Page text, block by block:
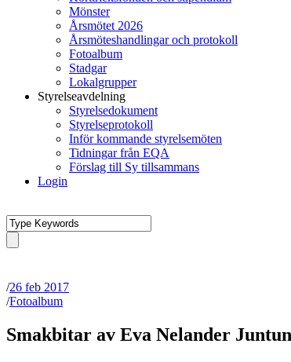
Mönster
Årsmötet 2026
Årsmöteshandlingar och protokoll
Fotoalbum
Stadgar
Lokalgrupper
Styrelseavdelning
Styrelsedokument
Styrelseprotokoll
Inför kommande styrelsemöten
Tidningar från EQA
Förslag till Sy tillsammans
Login
/26 feb 2017
/Fotoalbum
Smakbitar av Eva Nelander